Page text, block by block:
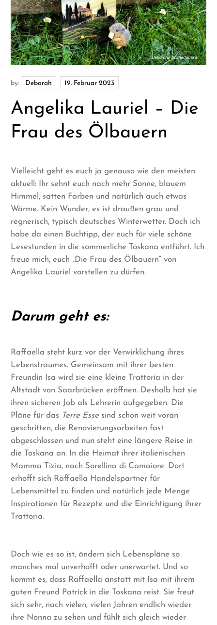
by: Deborah
Angelika Lauriel – Die
Frau des Ölbauern
Vielleicht geht es euch ja genauso wie den meisten
aktuell: Ihr sehnt euch nach mehr Sonne, blauem
Himmel, satten Farben und natürlich auch etwas
Wärme. Kein Wunder, es ist draußen grau und
regnerisch, typisch deutsches Winterwetter. Doch ich
habe da einen Buchtipp, der euch für viele schöne
Lesestunden in die sommerliche Toskana entführt. Ich
freue mich, euch „Die Frau des Ölbauern“ von
Angelika Lauriel vorstellen zu dürfen.
Darum geht es:
Raffaella steht kurz vor der Verwirklichung ihres
Lebenstraumes. Gemeinsam mit ihrer besten
Freundin Isa wird sie eine kleine Trattoria in der
Altstadt von Saarbrücken eröffnen. Deshalb hat sie
ihren sicheren Job als Lehrerin aufgegeben. Die
Pläne für das Terre Essesind schon weit voran
geschritten, die Renovierungsarbeiten fast
abgeschlossen und nun steht eine längere Reise in
die Toskana an. In die Heimat ihrer italienischen
Mamma Tizia, nach Sorellina di Camaiore. Dort
erhofft sich Raffaella Handelspartner für
Lebensmittel zu finden und natürlich jede Menge
Inspirationen für Rezepte und die Einrichtigung ihrer
Trattoria.
Doch wie es so ist, ändern sich Lebenspläne so
manches mal unverhofft oder unerwartet. Und so
kommt es, dass Raffaella anstatt mit Isa mit ihrem
guten Freund Patrick in die Toskana reist. Sie freut
sich sehr, nach vielen, vielen Jahren endlich wieder
ihre Nonna zu sehen und fühlt sich gleich wieder